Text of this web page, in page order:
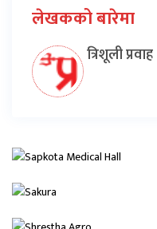
लेखकको बारेमा
त्रिशूली प्रवाह